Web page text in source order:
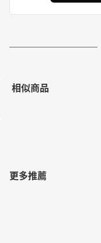
相似商品
更多推薦